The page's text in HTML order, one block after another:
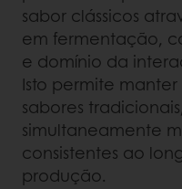
sabor clássicos
em fermentação,
e domínio da
Isto permite
sabores
simultaneamente
consistentes ao
produção.